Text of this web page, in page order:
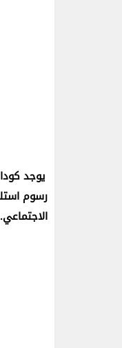
الاجتماعي.